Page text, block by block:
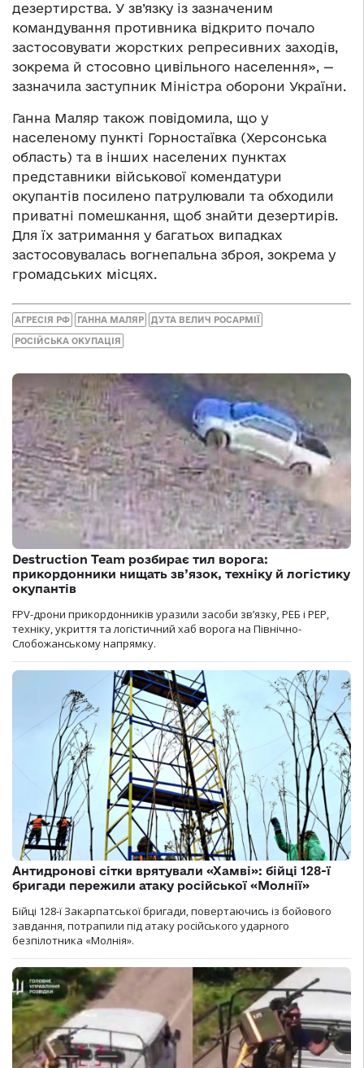
дезертирства. У зв’язку із зазначеним
командування противника відкрито почало
застосовувати жорстких репресивних заходів,
зокрема й стосовно цивільного населення», —
зазначила заступник Міністра оборони України.
Ганна Маляр також повідомила, що у
населеному пункті Горностаївка (Херсонська
область) та в інших населених пунктах
представники військової комендатури
окупантів посилено патрулювали та обходили
приватні помешкання, щоб знайти дезертирів.
Для їх затримання у багатьох випадках
застосовувалась вогнепальна зброя, зокрема у
громадських місцях.
АГРЕСІЯ РФ ГАННА МАЛЯР ДУТА ВЕЛИЧ РОСАРМІЇ
РОСІЙСЬКА ОКУПАЦІЯ
Destruction Team розбирає тил ворога:
прикордонники нищать зв’язок, техніку й логістику
окупантів
FPV-дрони прикордонників уразили засоби зв’язку, РЕБ і РЕР,
техніку, укриття та логістичний хаб ворога на Північно-
Слобожанському напрямку.
Антидронові сітки врятували «Хамві»: бійці 128-ї
бригади пережили атаку російської «Молнії»
Бійці 128-ї Закарпатської бригади, повертаючись із бойового
завдання, потрапили під атаку російського ударного
безпілотника «Молнія».